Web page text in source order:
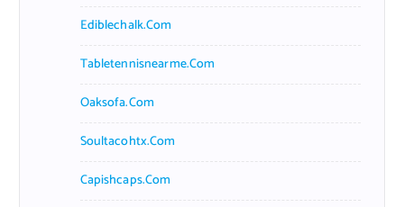
Ediblechalk.com
Tabletennisnearme.com
Oaksofa.com
Soultacohtx.com
Capishcaps.com